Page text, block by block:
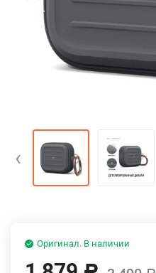
‹
Оригинал. В наличии